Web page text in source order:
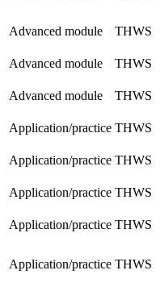
Advanced module
THWS
Advanced module THWS
Advanced module THWS
Application/practice THWS
Application/practice THWS
Application/practice THWS
Application/practice THWS
Application/practice THWS